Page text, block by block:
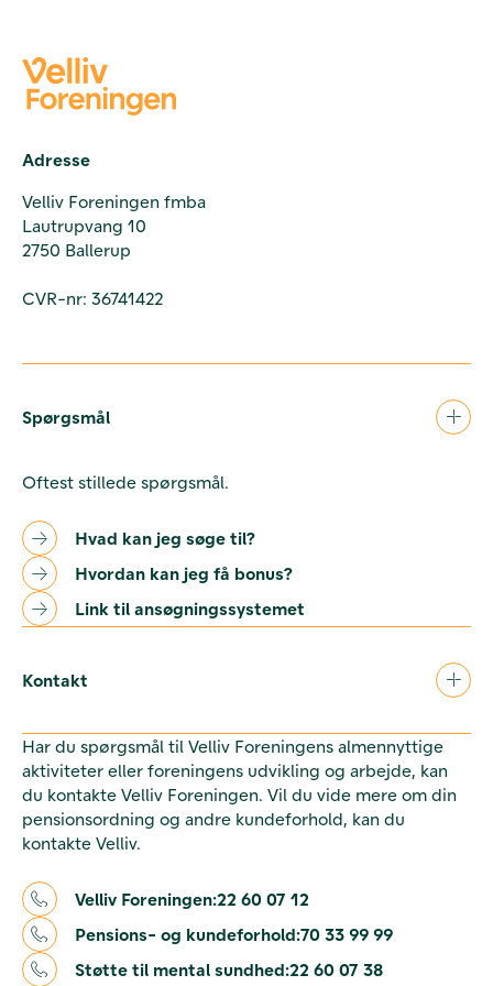
Adresse
Velliv Foreningen fmba
Lautrupvang 10
2750 Ballerup
CVR-nr: 36741422
Spørgsmål
Oftest stillede spørgsmål.
Hvad kan jeg søge til?
Hvordan kan jeg få bonus?
Link til ansøgningssystemet
Kontakt
Har du spørgsmål til Velliv Foreningens almennyttige
aktiviteter eller foreningens udvikling og arbejde, kan
du kontakte Velliv Foreningen. Vil du vide mere om din
pensionsordning og andre kundeforhold, kan du
kontakte Velliv.
Velliv Foreningen:22 60 07 12
Pensions- og kundeforhold:70 33 99 99
Støtte til mental sundhed:22 60 07 38